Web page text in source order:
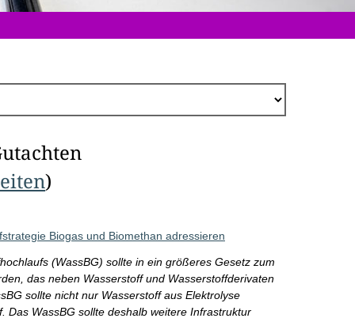
)
Biogas und Biomethan adressieren
(WassBG) sollte in ein größeres Gesetz zum
das neben Wasserstoff und Wasserstoffderivaten
sollte nicht nur Wasserstoff aus Elektrolyse
Das WassBG sollte deshalb weitere Infrastruktur